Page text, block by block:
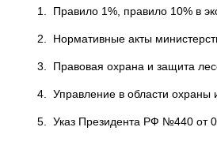
1. Правило 1%, правило 10% в
2. Нормативные акты
3. Правовая охрана и защита
4. Управление в области охраны
5. Указ Президента РФ №440 от